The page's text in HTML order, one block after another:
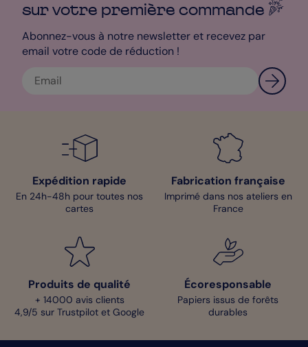
sur votre première commande
Abonnez-vous à notre newsletter et recevez par
email votre code de réduction !
Expédition rapide
En 24h-48h pour toutes nos
cartes
Fabrication française
Imprimé dans nos ateliers en
France
Produits de qualité
+ 14000 avis clients
4,9/5 sur Trustpilot et Google
Écoresponsable
Papiers issus de forêts
durables